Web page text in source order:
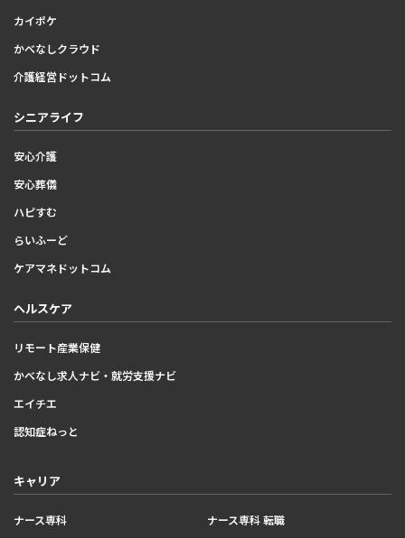
カイポケ
かべなしクラウド
介護経営ドットコム
シニアライフ
安心介護
安心葬儀
ハピすむ
らいふーど
ケアマネドットコム
ヘルスケア
リモート産業保健
かべなし求人ナビ・就労支援ナビ
エイチエ
認知症ねっと
キャリア
ナース専科 ナース専科 転職